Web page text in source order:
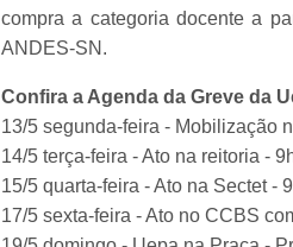
compra a categoria docente a
ANDES-SN.
Confira a Agenda da Greve da
13/5 segunda-feira - Mobilização
14/5 terça-feira - Ato na reitoria -
15/5 quarta-feira - Ato na Sectet -
17/5 sexta-feira - Ato no CCBS